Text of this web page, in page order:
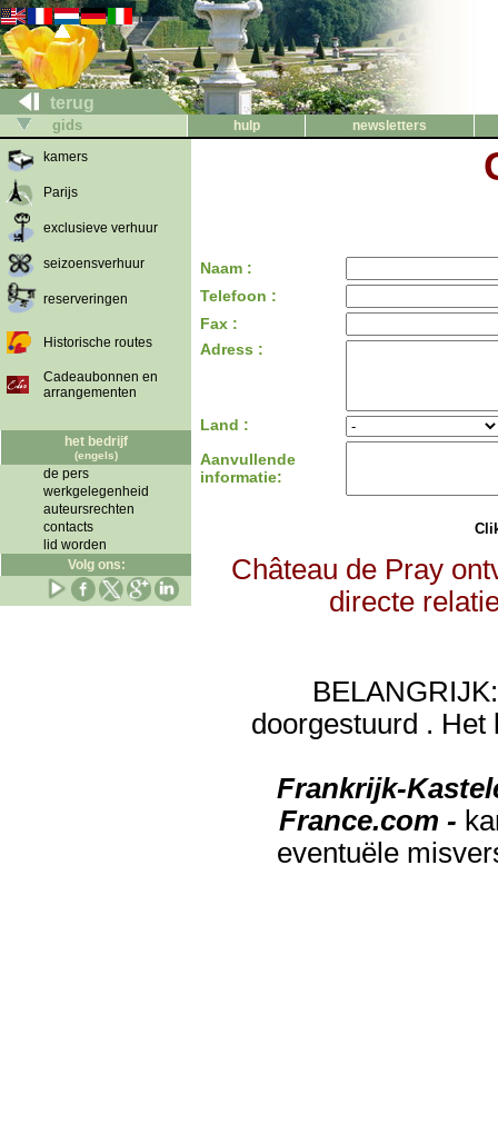
terug
gids hulp
newsletters
kamers
Parijs
exclusieve verhuur
seizoensverhuur
reserveringen
Historische routes
Cadeaubonnen en
arrangementen
het bedrijf
(engels)
de pers
werkgelegenheid
auteursrechten
contacts
lid worden
Volg ons:
Naam :
Telefoon :
Fax :
Adress :
Land :
Aanvullende
informatie:
Château de Pray
directe
doorgestuurd . Het
Frankrijk-
France.com -
eventuële